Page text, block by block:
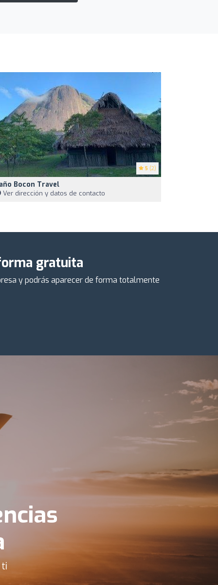
5 (2)
Bocon Travel
Ver dirección y datos de contacto
gratuita
y podrás aparecer de forma totalmente
ti